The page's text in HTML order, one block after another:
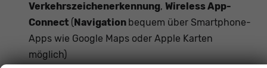
Verkehrszeichenerkennung, Wireless App-
Connect ( Navigation bequem über Smartphone-
Apps wie Google Maps oder Apple Karten
möglich)